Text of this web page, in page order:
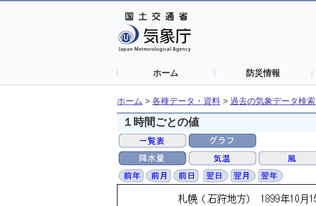
ホーム 防災情報
ホーム > 各種データ・資料 > 過去の気象データ検索
１時間ごとの値